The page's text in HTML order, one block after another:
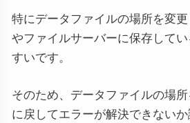
特にデータファイルの場所を変
やファイルサーバーに保存して
すいです。
そのため、データファイルの場
に戻してエラーが解決できないか